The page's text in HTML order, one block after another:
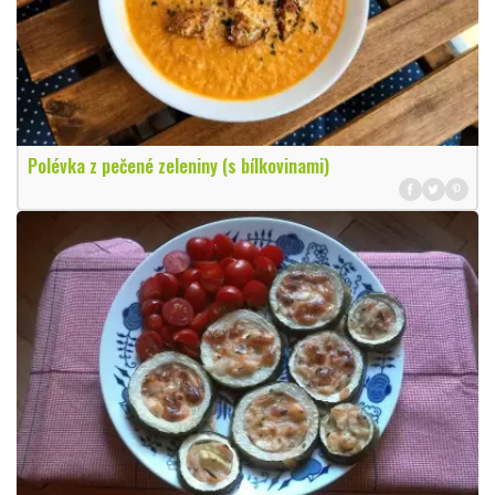
Polévka z pečené zeleniny (s bílkovinami)